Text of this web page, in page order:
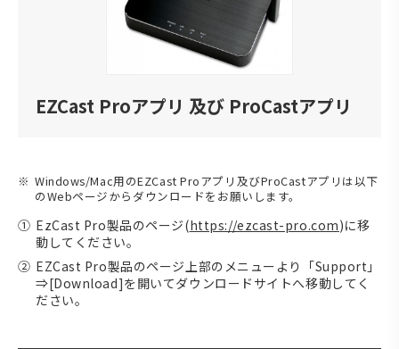
EZCast Proアプリ 及び ProCastアプリ
Windows/Mac用のEZCast Proアプリ及びProCastアプリは以下
のWebページからダウンロードをお願いします。
EzCast Pro製品のページ(https://ezcast-pro.com)に移
動してください。
EZCast Pro製品のページ上部のメニューより「Support」
⇒[Download]を開いてダウンロードサイトへ移動してく
ださい。